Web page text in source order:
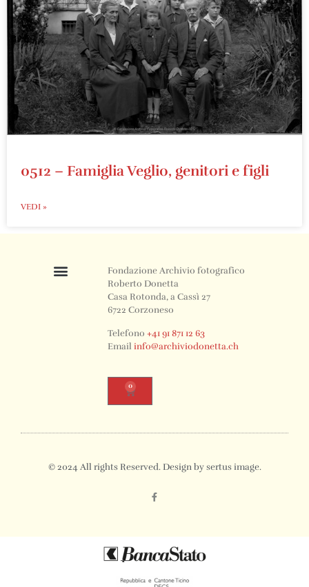
0512 – Famiglia Veglio, genitori e figli
VEDI »
Fondazione Archivio fotografico
Roberto Donetta
Casa Rotonda, a Cassì 27
6722 Corzoneso
Telefono+41 91 871 12 63
Emailinfo@archiviodonetta.ch
0
© 2024 All rights Reserved. Design by sertus image.